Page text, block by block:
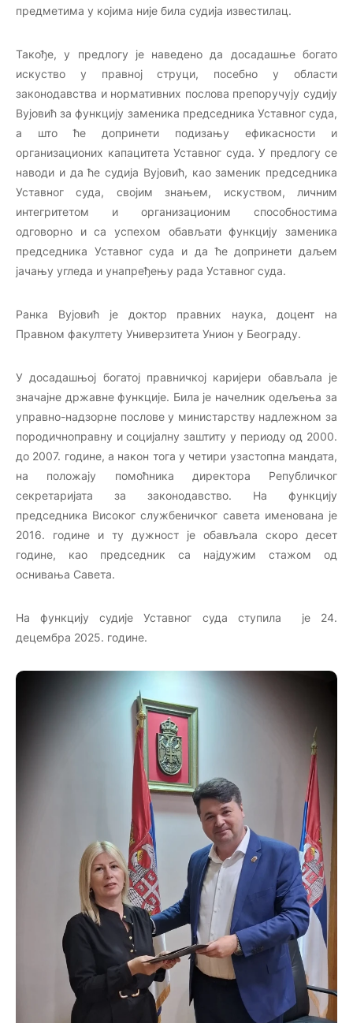
предметима у којима није била судија известилац.
Такође, у предлогу је наведено да досадашње богато
искуство у правној струци, посебно у области
законодавства и нормативних послова препоручују судију
Вујовић за функцију заменика председника Уставног суда,
а што ће допринети подизању ефикасности и
организационих капацитета Уставног суда. У предлогу се
наводи и да ће судија Вујовић, као заменик председника
Уставног суда, својим знањем, искуством, личним
интегритетом и организационим способностима
одговорно и са успехом обављати функцију заменика
председника Уставног суда и да ће допринети даљем
јачању угледа и унапређењу рада Уставног суда.
Ранка Вујовић је доктор правних наука, доцент на
Правном факултету Универзитета Унион у Београду.
У досадашњој богатој правничкој каријери обављала је
значајне државне функције. Била је начелник одељења за
управно-надзорне послове у министарству надлежном за
породичноправну и социјалну заштиту у периоду од 2000.
до 2007. године, а након тога у четири узастопна мандата,
на положају помоћника директора Републичког
секретаријата за законодавство. На функцију
председника Високог службеничког савета именована је
2016. године и ту дужност је обављала скоро десет
године, као председник са најдужим стажом од
оснивања Савета.
На функцију судије Уставног суда ступила је 24.
децембра 2025. године.